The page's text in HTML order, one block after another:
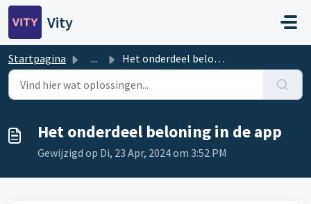
Doorgaan naar hoofdinhoud
Vity
Startpagina ... Het onderdeel beloning in de app
Het onderdeel beloning in de app
Gewijzigd op Di, 23 Apr, 2024 om 3:52 PM